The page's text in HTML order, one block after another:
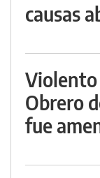
causas
Violento
Obrero
fue